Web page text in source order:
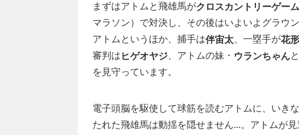
まずはアトムと飛雄馬がクロスカントリーゲーム
マラソン）で対決し、その後はいよいよグラウ
アトムというほか、捕手は伴宙太 、一塁手が花
審判は ヒゲオヤジ 、アトムの妹・ ウランちゃん
を見守っています。
電子頭脳を駆使して球筋を読むアトムに、いき
たれた飛雄馬は動揺を隠せません...。アトムが